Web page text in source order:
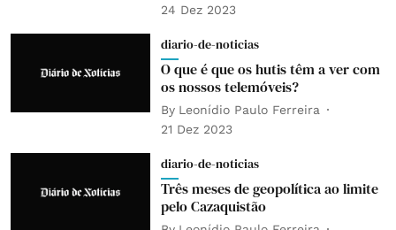
24 Dez 2023
diario-de-noticias
O que é que os hutis têm a ver com
os nossos telemóveis?
By Leonídio Paulo Ferreira
21 Dez 2023
diario-de-noticias
Três meses de geopolítica ao limite
pelo Cazaquistão